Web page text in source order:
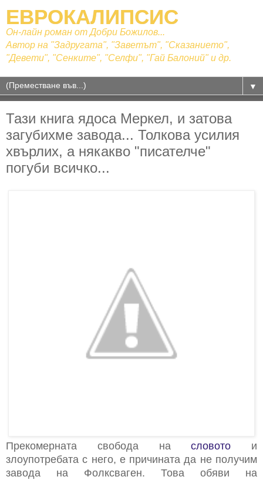
ЕВРОКАЛИПСИС
Он-лайн роман от Добри Божилов...
Автор на "Задругата", "Заветът", "Сказанието",
"Девети", "Сенките", "Селфи", "Гай Балоний" и др.
▼
Тази книга ядоса Меркел, и затова
загубихме завода... Толкова усилия
хвърлих, а някакво "писателче"
погуби всичко...
Прекомерната свобода насловото и
злоупотребата с него, е причината да не получим
завода на Фолксваген. Това обяви на